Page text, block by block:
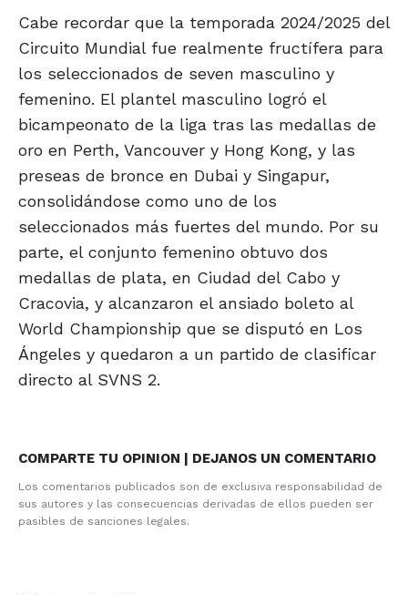
Cabe recordar que la temporada 2024/2025 del
Circuito Mundial fue realmente fructífera para
los seleccionados de seven masculino y
femenino. El plantel masculino logró el
bicampeonato de la liga tras las medallas de
oro en Perth, Vancouver y Hong Kong, y las
preseas de bronce en Dubai y Singapur,
consolidándose como uno de los
seleccionados más fuertes del mundo. Por su
parte, el conjunto femenino obtuvo dos
medallas de plata, en Ciudad del Cabo y
Cracovia, y alcanzaron el ansiado boleto al
World Championship que se disputó en Los
Ángeles y quedaron a un partido de clasificar
directo al SVNS 2.
COMPARTE TU OPINION | DEJANOS UN COMENTARIO
Los comentarios publicados son de exclusiva responsabilidad de
sus autores y las consecuencias derivadas de ellos pueden ser
pasibles de sanciones legales.